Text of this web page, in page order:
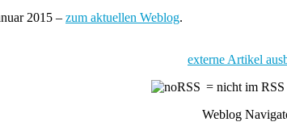
2015 – zum aktuellen Weblog.
externe Artikel
= nicht im RSS
Weblog